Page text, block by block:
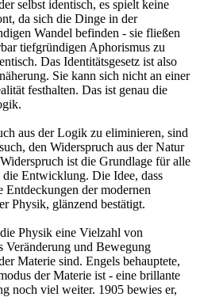
selbst identisch, es spielt keine
da sich die Dinge in der
Wandel befinden - sie fließen
tiefgründigen Aphorismus zu
Das Identitätsgesetz ist also
Sie kann sich nicht an einer
festhalten. Das ist genau die
aus der Logik zu eliminieren, sind
den Widerspruch aus der Natur
ist die Grundlage für alle
Entwicklung. Die Idee, dass
der modernen
Physik, glänzend bestätigt.
Physik eine Vielzahl von
Veränderung und Bewegung
Materie sind. Engels behauptete,
der Materie ist - eine brillante
noch viel weiter. 1905 bewies er,